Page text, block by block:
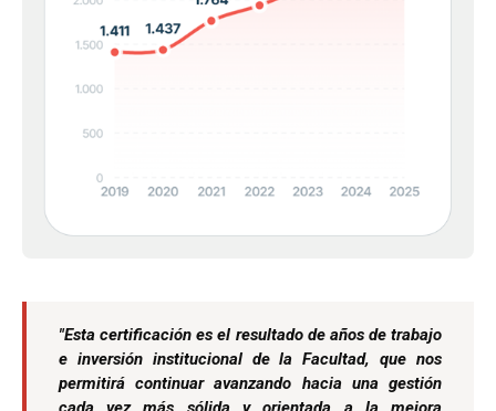
"Esta certificación es el resultado de años de trabajo
e inversión institucional de la Facultad, que nos
permitirá continuar avanzando hacia una gestión